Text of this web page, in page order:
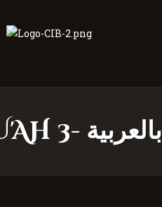
JUMU'AH 3- بالعربية